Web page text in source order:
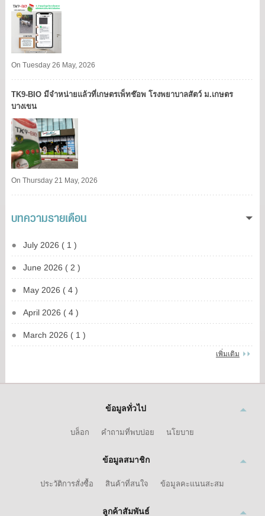
On Tuesday 26 May, 2026
TK9​-BIO มีจำหน่ายแล้วที่เกษตรเพ็ทช๊อพ โรงพยาบาลสัตว์ ม.เกษตร
บางเขน​
On Thursday 21 May, 2026
บทความรายเดือน
July 2026 ( 1 )
June 2026 ( 2 )
May 2026 ( 4 )
April 2026 ( 4 )
March 2026 ( 1 )
เพิ่มเติม
ข้อมูลทั่วไป
บล็อก คำถามที่พบบ่อย นโยบาย
ข้อมูลสมาชิก
ประวัติการสั่งซื้อ สินค้าที่สนใจ ข้อมูลคะแนนสะสม
ลูกค้าสัมพันธ์